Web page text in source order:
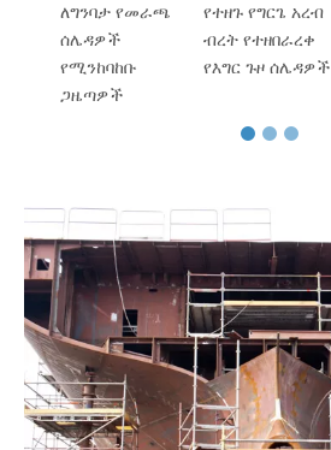
ለግንባታ የመራጫ
ሰሌዳዎች
የሚንከባከቡ
ጋዜጣዎች
የተዘጉ የግርጌ አረብ
ብረት የተዘበራረቀ
የእግር ጉዞ ሰሌዳዎች